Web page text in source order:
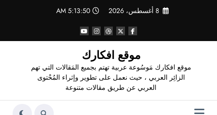
8 أغسطس، 2026 5:13:51 AM
موقع افكارك
موقع افكارك مَوسُوعة عربية تهتم بجميع المَقالات التي تهم
الزائِر العربي ، حيث نعمل على تطوير وإثراء المُحْتوى
العربي عن طريق مقالات متنوعة